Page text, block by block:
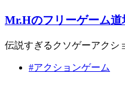
Mr.Hのフリーゲーム道
伝説すぎるクソゲーアクシ
#アクションゲーム